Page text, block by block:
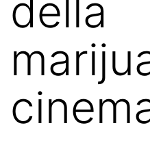
della